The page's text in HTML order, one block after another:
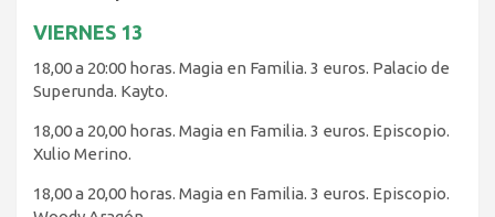
VIERNES 13
18,00 a 20:00 horas. Magia en Familia. 3 euros. Palacio de
Superunda. Kayto.
18,00 a 20,00 horas. Magia en Familia. 3 euros. Episcopio.
Xulio Merino.
18,00 a 20,00 horas. Magia en Familia. 3 euros. Episcopio.